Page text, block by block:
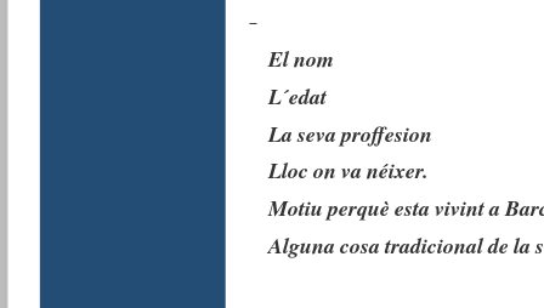
El nom
L´edat
La seva proffesion
Lloc on va néixer.
Motiu perquè esta vivint a
Alguna cosa tradicional de la